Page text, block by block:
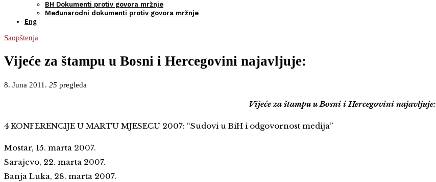
BH Dokumenti protiv govora mržnje
Međunarodni dokumenti protiv govora mržnje
Eng
Saopštenja
Vijeće za štampu u Bosni i Hercegovini najavljuje:
8. Juna 2011. 25 pregleda
Vijeće za štampu u Bosni i Hercegovini najavljuje:
4 KONFERENCIJE U MARTU MJESECU 2007: “Sudovi u BiH i odgovornost medija”
Mostar, 15. marta 2007.
Sarajevo, 22. marta 2007.
Banja Luka, 28. marta 2007.